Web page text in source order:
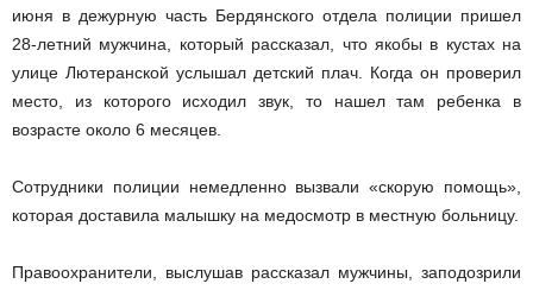
июня в дежурную часть Бердянского отдела полиции пришел
28-летний мужчина, который рассказал, что якобы в кустах на
улице Лютеранской услышал детский плач. Когда он проверил
место, из которого исходил звук, то нашел там ребенка в
возрасте около 6 месяцев.
Сотрудники полиции немедленно вызвали «скорую помощь»,
которая доставила малышку на медосмотр в местную больницу.
Правоохранители, выслушав рассказал мужчины, заподозрили